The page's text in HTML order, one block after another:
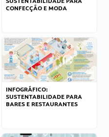
CONFECÇÃO E MODA
INFOGRÁFICO:
SUSTENTABILIDADE PARA
BARES E RESTAURANTES